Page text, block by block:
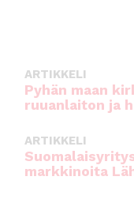
ARTIKKELI
Pyhän maan
ruuanlaiton ja
ARTIKKELI
markkinoita